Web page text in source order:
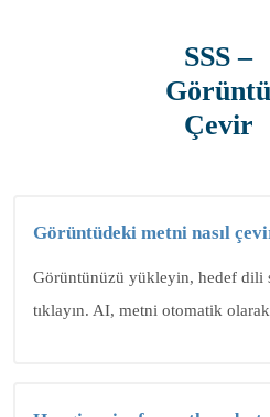
SSS –
Görüntü
Çevir
Görüntüdeki metni nasıl
Görüntünüzü yükleyin, hedef dili
tıklayın. AI, metni otomatik